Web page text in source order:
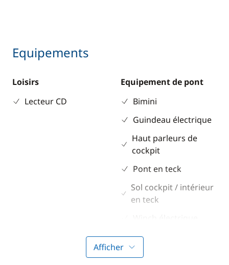
Equipements
Loisirs
Lecteur CD
Equipement de pont
Bimini
Guindeau électrique
Haut parleurs de
cockpit
Pont en teck
Sol cockpit / intérieur
en teck
Divers
Afficher